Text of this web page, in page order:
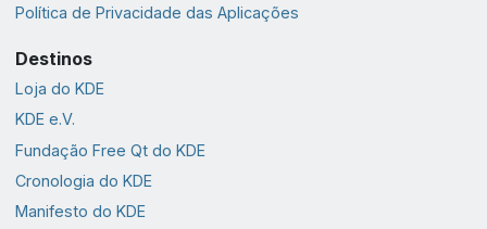
Política de Privacidade das Aplicações
Destinos
Loja do KDE
KDE e.V.
Fundação Free Qt do KDE
Cronologia do KDE
Manifesto do KDE